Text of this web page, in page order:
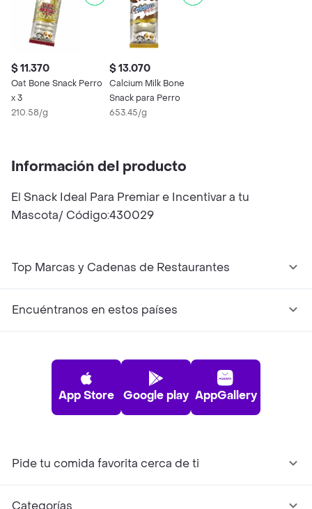
$ 11.370
Oat Bone Snack Perro
x 3
210.58/g
$ 13.070
Calcium Milk Bone
Snack para Perro
653.45/g
Información del producto
El Snack Ideal Para Premiar e Incentivar a tu
Mascota/ Código:430029
Top Marcas y Cadenas de Restaurantes
Encuéntranos en estos países
App Store Google play AppGallery
Pide tu comida favorita cerca de ti
Categorías